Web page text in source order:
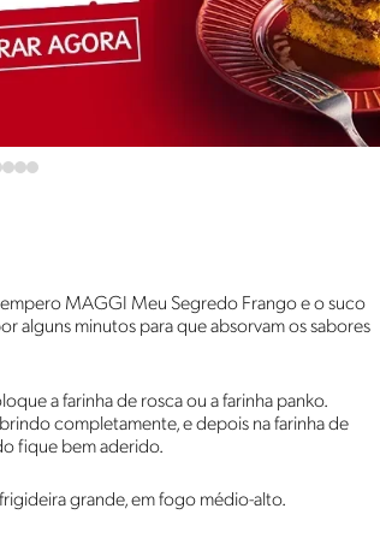
MAGGI Meu Segredo Frango e o suco
alguns minutos para que absorvam os sabores
a farinha de rosca ou a farinha panko.
completamente, e depois na farinha de
fique bem aderido.
grande, em fogo médio-alto.